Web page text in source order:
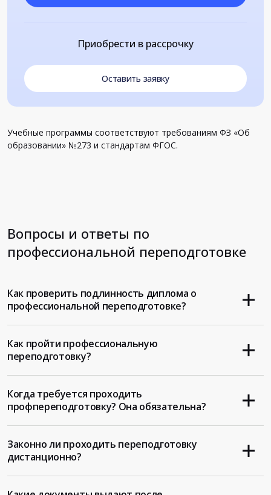
Приобрести в рассрочку
Оставить заявку
Учебные программы соответствуют требованиям ФЗ «Об
образовании» №273 и стандартам ФГОС.
Вопросы и ответы по
профессиональной переподготовке
Как проверить подлинность диплома о
профессиональной переподготовке?
Как пройти профессиональную
переподготовку?
Когда требуется проходить
профпереподготовку? Она обязательна?
Законно ли проходить переподготовку
дистанционно?